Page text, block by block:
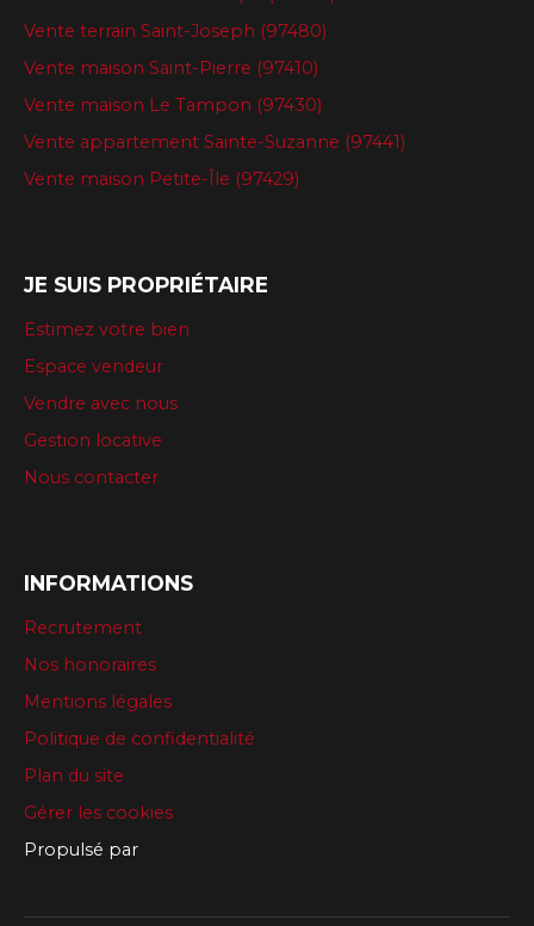
Vente terrain Saint-Joseph (97480)
Vente maison Saint-Pierre (97410)
Vente maison Le Tampon (97430)
Vente appartement Sainte-Suzanne (97441)
Vente maison Petite-Île (97429)
JE SUIS PROPRIÉTAIRE
Estimez votre bien
Espace vendeur
Vendre avec nous
Gestion locative
Nous contacter
INFORMATIONS
Recrutement
Nos honoraires
Mentions légales
Politique de confidentialité
Plan du site
Gérer les cookies
Propulsé par